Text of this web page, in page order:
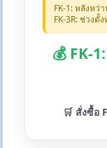
FK-1: หลังหว่
FK-3R: ช่วงตั้
💰 FK-
🛒 สั่งซื้อ